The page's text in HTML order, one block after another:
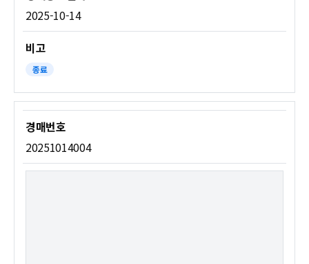
2025-10-14
종료
20251014004